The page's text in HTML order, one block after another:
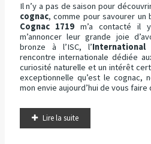
Il n’y a pas de saison pour
cognac, comme pour savourer un
Cognac 1719 m’a contacté il
m’annoncer leur grande joie
bronze à l’ISC, l’International
rencontre internationale dédiée
curiosité naturelle et un intérêt
exceptionnelle qu’est le cognac,
mon envie aujourd’hui de vous
Lire la suite